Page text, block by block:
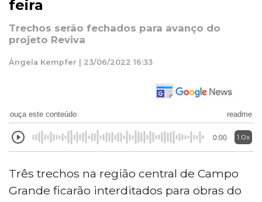
feira
Trechos serão fechados para avanço do
projeto Reviva
Ângela Kempfer | 23/06/2022 16:33
ouça este conteúdo readme
0:00 1.0x
Três trechos na região central de Campo
Grande ficarão interditados para obras do